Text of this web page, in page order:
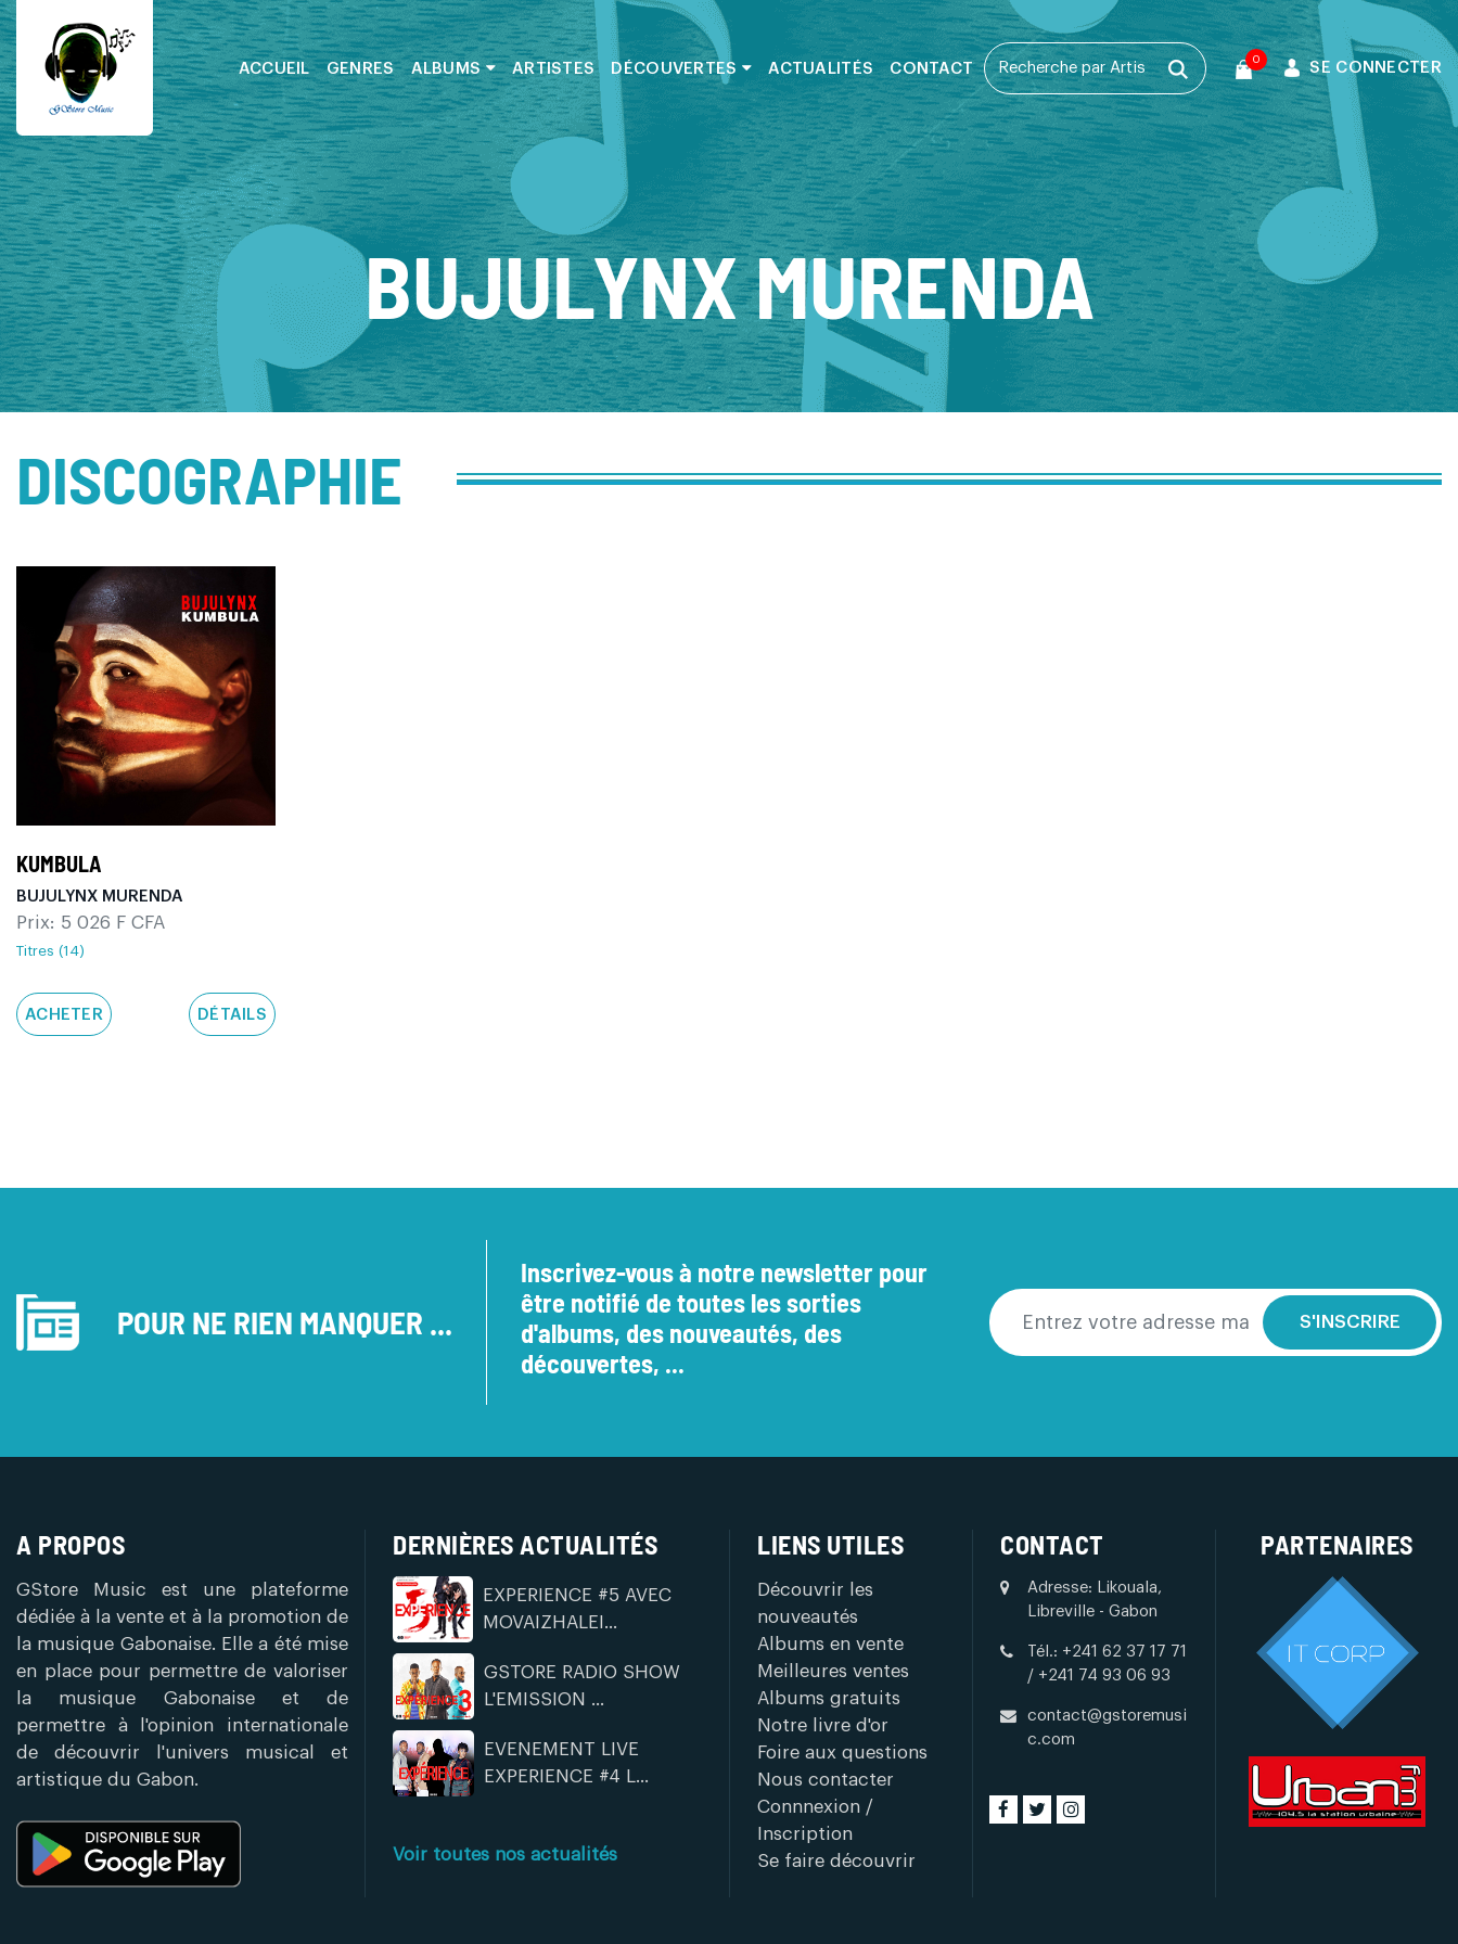
ACCUEIL GENRES ALBUMS ARTISTES DÉCOUVERTES ACTUALITÉS CONTACT
0 SE CONNECTER
BUJULYNX MURENDA
DISCOGRAPHIE
KUMBULA
BUJULYNX MURENDA
Prix: 5 026 F CFA
Titres (14)
ACHETER DÉTAILS
POUR NE RIEN MANQUER ...
Inscrivez-vous à notre newsletter pour
être notifié de toutes les sorties
d'albums, des nouveautés, des
découvertes, ...
S'INSCRIRE
A PROPOS
GStore Music est une plateforme
dédiée à la vente et à la promotion de
la musique Gabonaise. Elle a été mise
en place pour permettre de valoriser
la musique Gabonaise et de
permettre à l'opinion internationale
de découvrir l'univers musical et
artistique du Gabon.
DERNIÈRES ACTUALITÉS
EXPERIENCE #5 AVEC
MOVAIZHALEI...
GSTORE RADIO SHOW
L'EMISSION ...
EVENEMENT LIVE
EXPERIENCE #4 L...
Voir toutes nos actualités
LIENS UTILES
Découvrir les
nouveautés
Albums en vente
Meilleures ventes
Albums gratuits
Notre livre d'or
Foire aux questions
Nous contacter
Connnexion /
Inscription
Se faire découvrir
CONTACT
Adresse: Likouala,
Libreville - Gabon
Tél.: +241 62 37 17 71
/ +241 74 93 06 93
contact@gstoremusi
c.com
PARTENAIRES